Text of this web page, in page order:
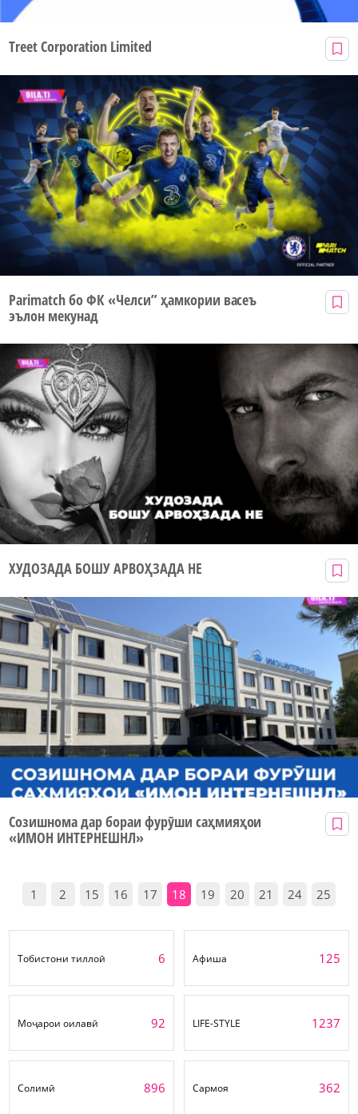
Treet Corporation Limited
Parimatch бо ФК «Челси” ҳамкории васеъ
эълон мекунад
ХУДОЗАДА БОШУ АРВОҲЗАДА НЕ
Созишнома дар бораи фурӯши саҳмияҳои
«ИМОН ИНТЕРНЕШНЛ»
1 2 15 16 17 18 19 20 21 24 25
Тобистони тиллоӣ 6 Афиша 125
Моҷарои оилавӣ 92 LIFE-STYLE 1237
Солимӣ 896 Сармоя 362